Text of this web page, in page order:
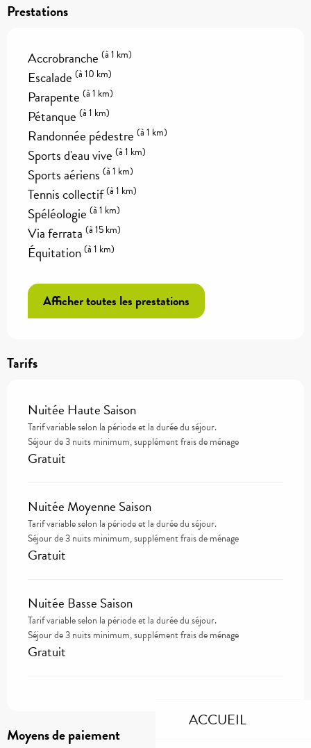
ACCUEIL
Prestations
Accrobranche (à 1 km)
Escalade (à 10 km)
Parapente (à 1 km)
Pétanque (à 1 km)
Randonnée pédestre (à 1 km)
Sports d'eau vive (à 1 km)
Sports aériens (à 1 km)
Tennis collectif(à 1 km)
Spéléologie (à 1 km)
Via ferrata (à 15 km)
Équitation(à 1 km)
Afficher toutes les prestations
Tarifs
Nuitée Haute Saison
Tarif variable selon la période et la durée du séjour.
Séjour de 3 nuits minimum, supplément frais de ménage
Gratuit
Nuitée Moyenne Saison
Tarif variable selon la période et la durée du séjour.
Séjour de 3 nuits minimum, supplément frais de ménage
Gratuit
Nuitée Basse Saison
Tarif variable selon la période et la durée du séjour.
Séjour de 3 nuits minimum, supplément frais de ménage
Gratuit
Moyens de paiement